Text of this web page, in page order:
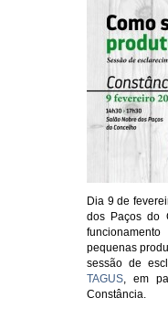
Dia 9 de
dos Paços do
pequenas
sessão de
TAGUS, em
Constância.